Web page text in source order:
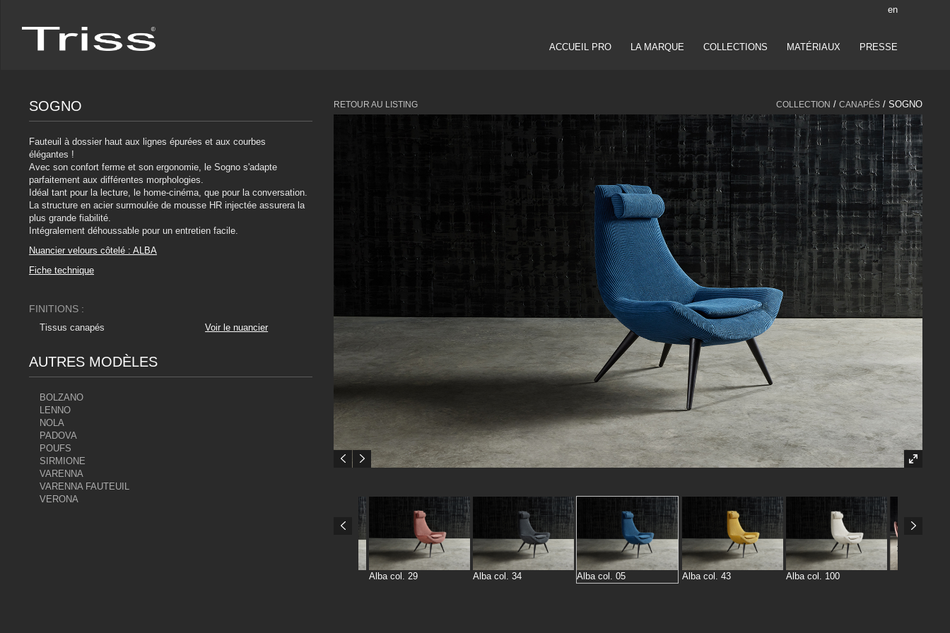
en
ACCUEIL PRO LA MARQUE COLLECTIONS MATÉRIAUX PRESSE
SOGNO
Fauteuil à dossier haut aux lignes épurées et aux courbes
élégantes !
Avec son confort ferme et son ergonomie, le Sogno s'adapte
parfaitement aux différentes morphologies.
Idéal tant pour la lecture, le home-cinéma, que pour la conversation.
La structure en acier surmoulée de mousse HR injectée assurera la
plus grande fiabilité.
Intégralement déhoussable pour un entretien facile.
Nuancier velours côtelé : ALBA
Fiche technique
FINITIONS :
Tissus canapés Voir le nuancier
AUTRES MODÈLES
BOLZANO
LENNO
NOLA
PADOVA
POUFS
SIRMIONE
VARENNA
VARENNA FAUTEUIL
VERONA
RETOUR AU LISTING COLLECTION / CANAPÉS/ SOGNO
Alba col. 29 Alba col. 34 Alba col. 05 Alba col. 43 Alba col. 100